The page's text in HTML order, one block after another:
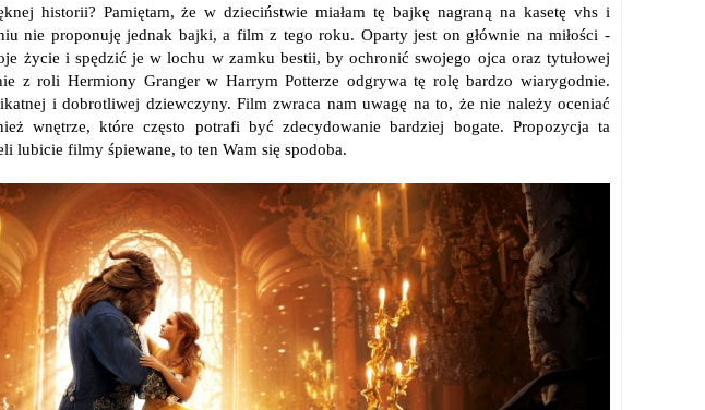
historii? Pamiętam, że w dzieciństwie miałam tę bajkę nagraną na kasetę vhs i
nie proponuję jednak bajki, a film z tego roku. Oparty jest on głównie na miłości -
życie i spędzić je w lochu w zamku bestii, by ochronić swojego ojca oraz tytułowej
z roli Hermiony Granger w Harrym Potterze odgrywa tę rolę bardzo wiarygodnie.
i dobrotliwej dziewczyny. Film zwraca nam uwagę na to, że nie należy oceniać
wnętrze, które często potrafi być zdecydowanie bardziej bogate. Propozycja ta
lubicie filmy śpiewane, to ten Wam się spodoba.